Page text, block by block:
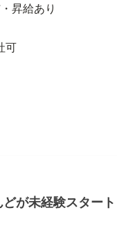
昇給あり
可
が未経験スター